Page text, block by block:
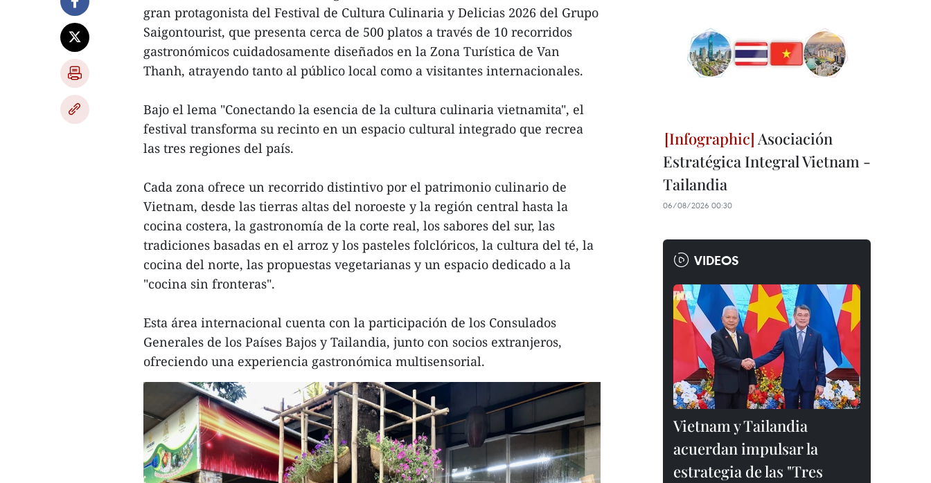
gran protagonista del Festival de Cultura Culinaria y Delicias 2026 del Grupo
Saigontourist, que presenta cerca de 500 platos a través de 10 recorridos
gastronómicos cuidadosamente diseñados en la Zona Turística de Van
Thanh, atrayendo tanto al público local como a visitantes internacionales.
Bajo el lema "Conectando la esencia de la cultura culinaria vietnamita", el
festival transforma su recinto en un espacio cultural integrado que recrea
las tres regiones del país.
Cada zona ofrece un recorrido distintivo por el patrimonio culinario de
Vietnam, desde las tierras altas del noroeste y la región central hasta la
cocina costera, la gastronomía de la corte real, los sabores del sur, las
tradiciones basadas en el arroz y los pasteles folclóricos, la cultura del té, la
cocina del norte, las propuestas vegetarianas y un espacio dedicado a la
"cocina sin fronteras".
Esta área internacional cuenta con la participación de los Consulados
Generales de los Países Bajos y Tailandia, junto con socios extranjeros,
ofreciendo una experiencia gastronómica multisensorial.
Asociación
Estratégica Integral Vietnam -
Tailandia
06/08/2026 00:30
VIDEOS
Vietnam y Tailandia
acuerdan impulsar la
estrategia de las "Tres